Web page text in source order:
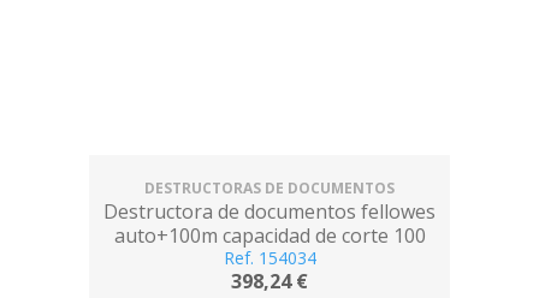
DESTRUCTORAS DE DOCUMENTOS
Destructora de documentos fellowes
auto+100m capacidad de corte 100
hojas destruye grapas clips y tarjetas
23l
Ref. 154034
398,24 €